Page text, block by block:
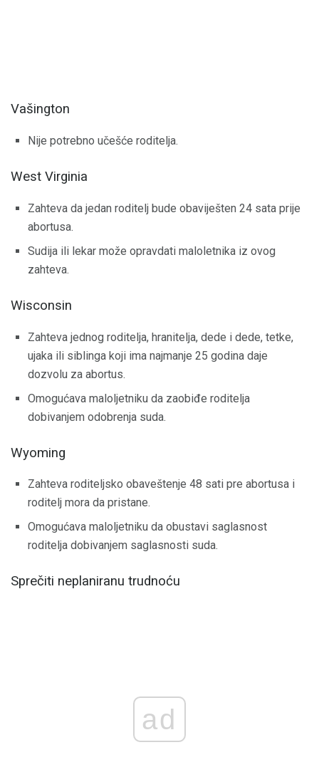
Vašington
Nije potrebno učešće roditelja.
West Virginia
Zahteva da jedan roditelj bude obaviješten 24 sata prije
abortusa.
Sudija ili lekar može opravdati maloletnika iz ovog
zahteva.
Wisconsin
Zahteva jednog roditelja, hranitelja, dede i dede, tetke,
ujaka ili siblinga koji ima najmanje 25 godina daje
dozvolu za abortus.
Omogućava maloljetniku da zaobiđe roditelja
dobivanjem odobrenja suda.
Wyoming
Zahteva roditeljsko obaveštenje 48 sati pre abortusa i
roditelj mora da pristane.
Omogućava maloljetniku da obustavi saglasnost
roditelja dobivanjem saglasnosti suda.
Sprečiti neplaniranu trudnoću
ad